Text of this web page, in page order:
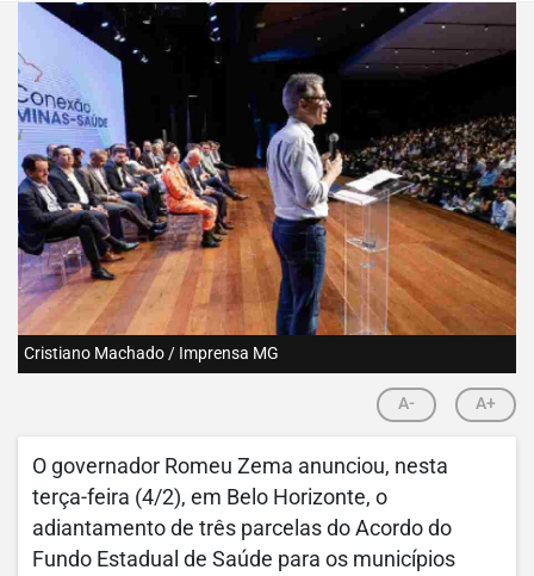
Cristiano Machado / Imprensa MG
A- A+
O governador Romeu Zema anunciou, nesta
terça-feira (4/2), em Belo Horizonte, o
adiantamento de três parcelas do Acordo do
Fundo Estadual de Saúde para os municípios